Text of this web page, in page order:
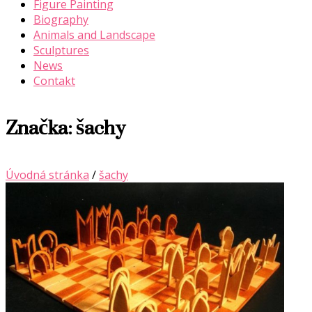
Figure Painting
Biography
Animals and Landscape
Sculptures
News
Contakt
Značka:šachy
Úvodná stránka / šachy